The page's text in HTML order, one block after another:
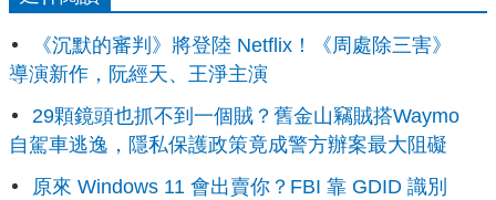
《沉默的審判》將登陸 Netflix！《周處除三害》
導演新作，阮經天、王淨主演
29顆鏡頭也抓不到一個賊？舊金山竊賊搭Waymo
自駕車逃逸，隱私保護政策竟成警方辦案最大阻礙
原來 Windows 11 會出賣你？FBI 靠 GDID 識別